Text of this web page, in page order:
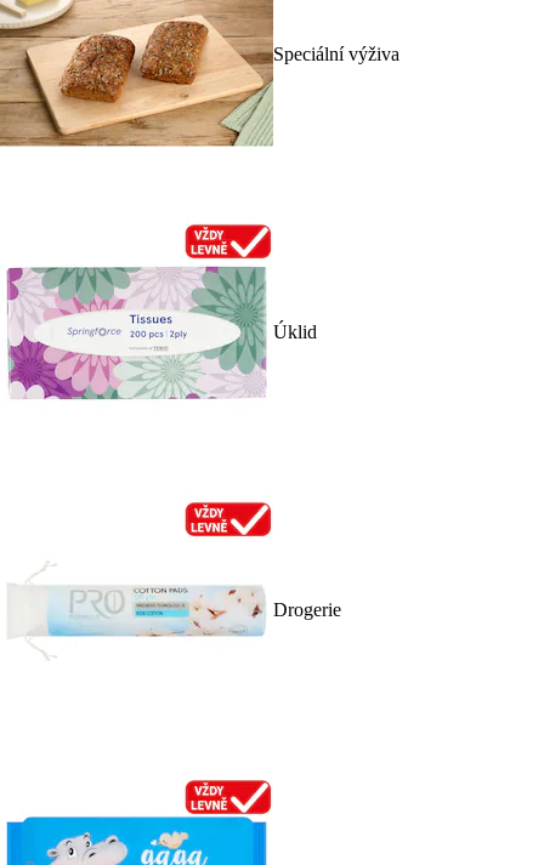
Speciální výživa
Úklid
Drogerie